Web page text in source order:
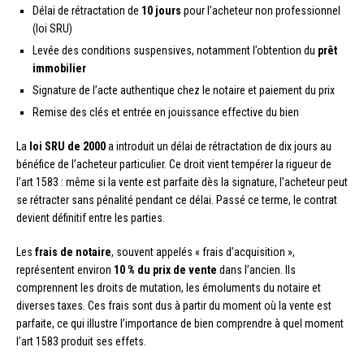
Délai de rétractation de 10 jours pour l’acheteur non professionnel
(loi SRU)
Levée des conditions suspensives, notamment l’obtention du prêt
immobilier
Signature de l’acte authentique chez le notaire et paiement du prix
Remise des clés et entrée en jouissance effective du bien
La loi SRU de 2000a introduit un délai de rétractation de dix jours au
bénéfice de l’acheteur particulier. Ce droit vient tempérer la rigueur de
l’art 1583 : même si la vente est parfaite dès la signature, l’acheteur peut
se rétracter sans pénalité pendant ce délai. Passé ce terme, le contrat
devient définitif entre les parties.
Les frais de notaire, souvent appelés « frais d’acquisition »,
représentent environ 10 % du prix de vente dans l’ancien. Ils
comprennent les droits de mutation, les émoluments du notaire et
diverses taxes. Ces frais sont dus à partir du moment où la vente est
parfaite, ce qui illustre l’importance de bien comprendre à quel moment
l’art 1583 produit ses effets.